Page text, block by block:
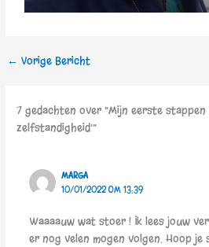
← Vorige Bericht
7 gedachten over “Mijn eerste stappen
zelfstandigheid’”
MARGA
10/01/2022 OM 13:39
Waaaauw wat stoer ! Ik lees jouw
er nog velen mogen volgen. Hoop